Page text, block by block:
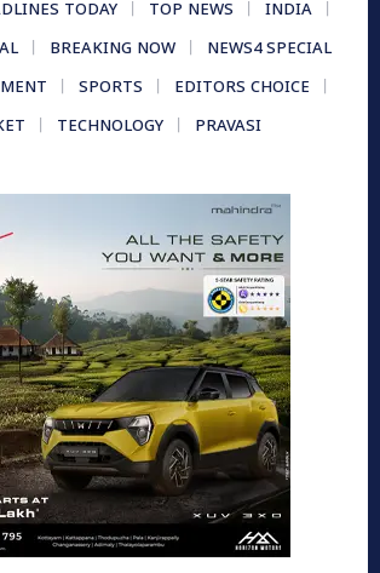
TODAY TOP NEWS
INDIA
BREAKING NOW
NEWS4 SPECIAL
SPORTS
EDITORS CHOICE
TECHNOLOGY PRAVASI